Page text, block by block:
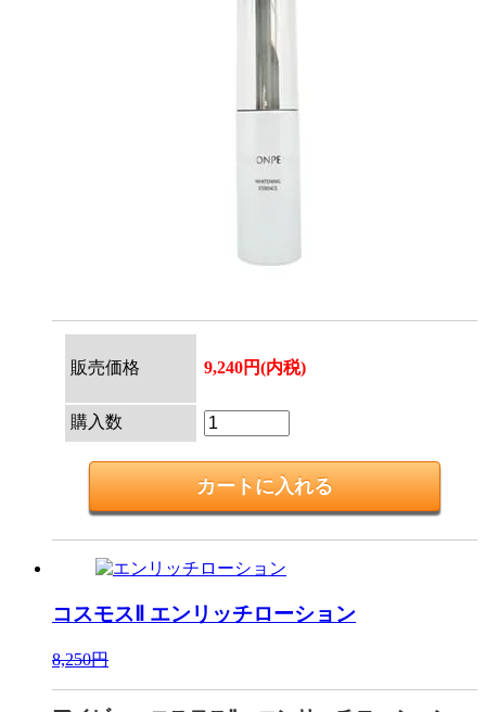
販売価格 9,240円(内税)
購入数
コスモスⅡ エンリッチローション
8,250円